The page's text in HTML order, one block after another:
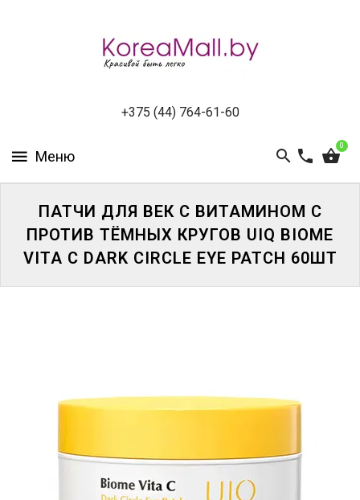
+375 (44) 764-61-60
0
СПЕЦПРЕДЛОЖЕНИЯ
ВСЕ
БРЕНДЫ
ПАТЧИ ДЛЯ ВЕК С ВИТАМИНОМ С
ПРОТИВ ТЁМНЫХ КРУГОВ UIQ BIOME
VITA C DARK CIRCLE EYE PATCH 60ШТ